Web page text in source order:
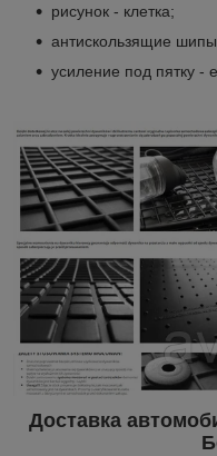
рисунок - клетка;
антискользящие шипы
усиление под пятку -
Доставка